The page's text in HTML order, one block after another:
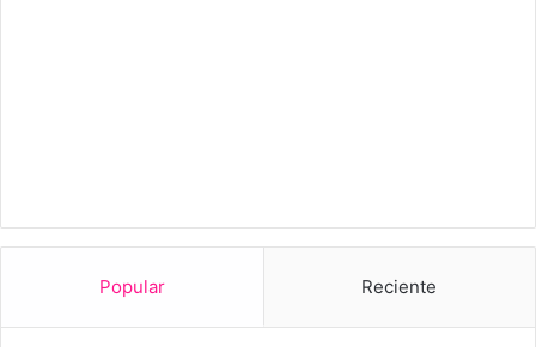
Popular Reciente